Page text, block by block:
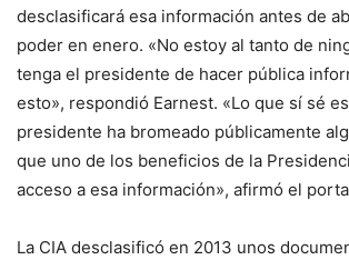
desclasificará esa información antes de
poder en enero. «No estoy al tanto de
tenga el presidente de hacer pública
esto», respondió Earnest. «Lo que sí sé
presidente ha bromeado públicamente
que uno de los beneficios de la
acceso a esa información», afirmó el
La CIA desclasificó en 2013 unos